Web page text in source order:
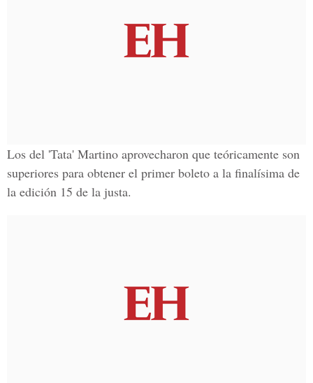
Los del 'Tata' Martino aprovecharon que teóricamente son
superiores para obtener el primer boleto a la finalísima de
la edición 15 de la justa.